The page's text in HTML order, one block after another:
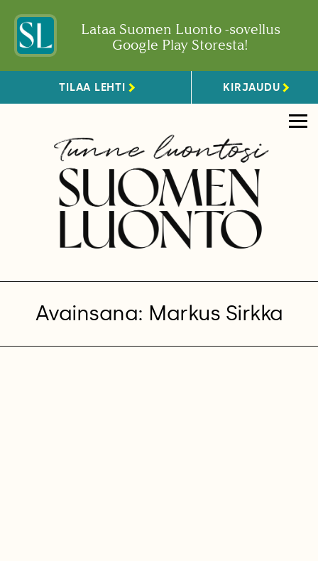
Lataa Suomen Luonto -sovellus
Google Play Storesta!
TILAA LEHTI KIRJAUDU
Avainsana: Markus Sirkka